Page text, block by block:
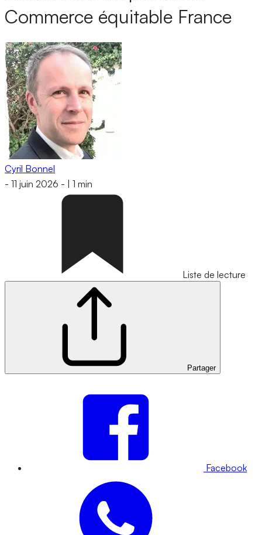
Commerce équitable France
Cyril Bonnel
- 11 juin 2026 - 1 min
Liste de lecture
Partager
Facebook